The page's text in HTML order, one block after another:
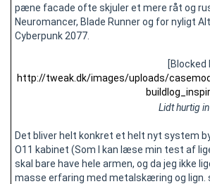
pæne facade ofte skjuler et mere råt og
Neuromancer, Blade Runner og for nyligt
Cyberpunk 2077.
[Blocked
http://tweak.dk/images/uploads/
Lidt hurtig
Det bliver helt konkret et helt nyt system
O11 kabinet (Som I kan læse min test af
skal bare have hele armen, og da jeg ikke
masse erfaring med metalskæring og lign.